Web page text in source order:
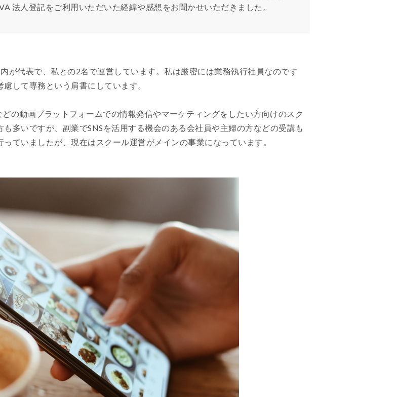
法人登記をご利用いただいた経緯や感想をお聞かせいただきました。
が代表で、私との2名で運営しています。私は厳密には業務執行社員なのです
して専務という肩書にしています。
の動画プラットフォームでの情報発信やマーケティングをしたい方向けのスク
多いですが、副業でSNSを活用する機会のある会社員や主婦の方などの受講も
ていましたが、現在はスクール運営がメインの事業になっています。